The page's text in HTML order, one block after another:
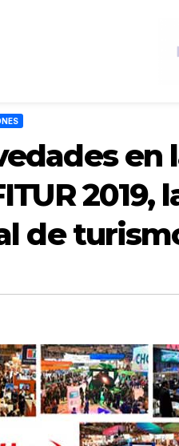
en
2019,
de